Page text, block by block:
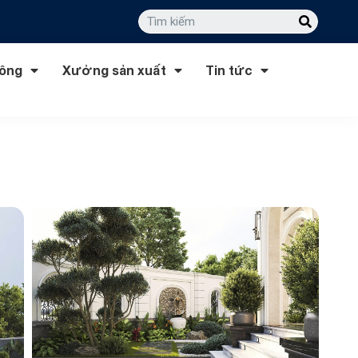
Xưởng sản xuất
Tin tức